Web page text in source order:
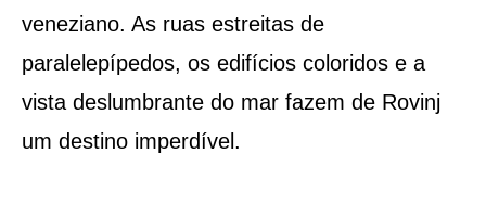
veneziano. As ruas estreitas de
paralelepípedos, os edifícios coloridos e a
vista deslumbrante do mar fazem de Rovinj
um destino imperdível.